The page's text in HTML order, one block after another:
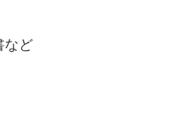
など